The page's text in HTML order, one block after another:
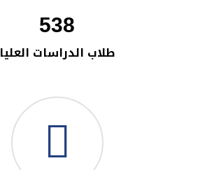
538
طلاب الدراسات العليا